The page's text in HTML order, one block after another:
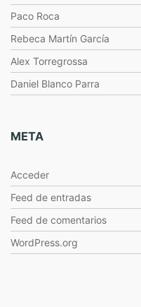
Paco Roca
Rebeca Martín García
Alex Torregrossa
Daniel Blanco Parra
META
Acceder
Feed de entradas
Feed de comentarios
WordPress.org